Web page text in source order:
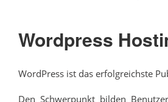
Wordpress
WordPress ist das erfolgreichste
Den Schwerpunkt bilden